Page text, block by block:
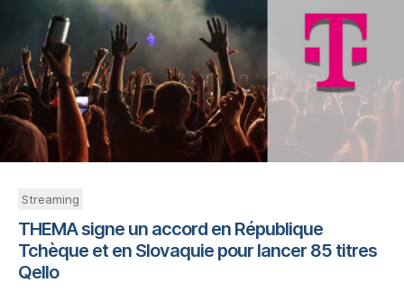
Streaming
THEMA signe un accord en République
Tchèque et en Slovaquie pour lancer 85 titres
Qello